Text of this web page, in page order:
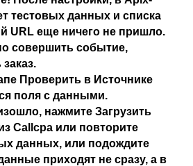
тестовых данных и списка
URL еще ничего не пришло.
совершить событие,
Проверить в Источнике
поля с данными.
нажмите Загрузить
Callcpa или повторите
данных, или подождите
приходят не сразу, а в